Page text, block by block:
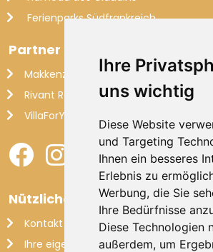
Ihre
uns wichtig
Diese Website
und Targeting
Ihnen ein besseres
Erlebnis zu
Werbung, die Sie
Ihre Bedürfnisse
Diese Technologien
außerdem, um
Ferienparks Südfrankreich
Partner
Makkenzie Services
Rivant Rentals
VillaForYou
Nützliche Links
Kontakt
Ihre eigene Villa vermieten